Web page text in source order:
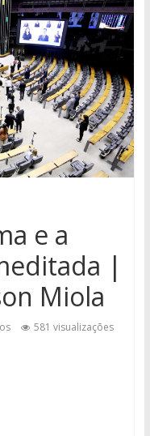
e a
|
Miola
581 visualizações